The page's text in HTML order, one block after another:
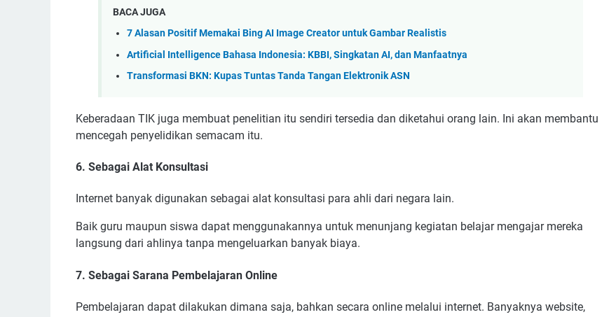
BACA JUGA
7 Alasan Positif Memakai Bing AI Image Creator untuk Gambar Realistis
Artificial Intelligence Bahasa Indonesia: KBBI, Singkatan AI, dan Manfaatnya
Transformasi BKN: Kupas Tuntas Tanda Tangan Elektronik ASN
Keberadaan TIK juga membuat penelitian itu sendiri tersedia dan diketahui orang lain. Ini akan membantu
mencegah penyelidikan semacam itu.
6. Sebagai Alat Konsultasi
Internet banyak digunakan sebagai alat konsultasi para ahli dari negara lain.
Baik guru maupun siswa dapat menggunakannya untuk menunjang kegiatan belajar mengajar mereka
langsung dari ahlinya tanpa mengeluarkan banyak biaya.
7. Sebagai Sarana Pembelajaran Online
Pembelajaran dapat dilakukan dimana saja, bahkan secara online melalui internet. Banyaknya website,